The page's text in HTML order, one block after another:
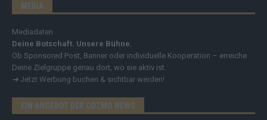
MEDIA
Mediadaten
Deine Botschaft. Unsere Bühne.
Ob Sponsored Post, Banner oder individuelle Kooperation – erreiche
Deine Zielgruppe genau dort, wo sie aktiv ist.
➔ Jetzt Werbung buchen & sichtbar werden!
EIN ANGEBOT DER COZMO NEWS